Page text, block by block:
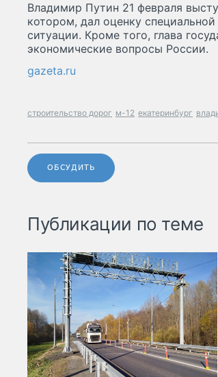
Владимир Путин 21 февраля
котором, дал оценку
ситуации. Кроме того, глава
экономические вопросы России.
gazeta.ru
строительство дорог м-12 екатеринбург
ОБСУДИТЬ
Публикации по теме